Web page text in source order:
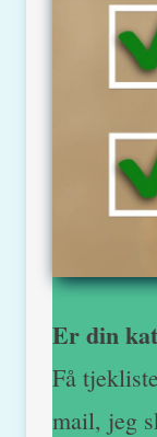
Er din
Få
mail, jeg